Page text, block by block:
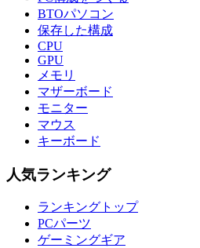
BTOパソコン
保存した構成
CPU
GPU
メモリ
マザーボード
モニター
マウス
キーボード
人気ランキング
ランキングトップ
PCパーツ
ゲーミングギア